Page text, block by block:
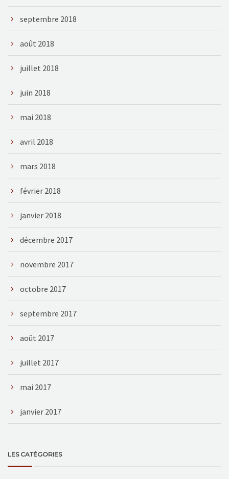
septembre 2018
août 2018
juillet 2018
juin 2018
mai 2018
avril 2018
mars 2018
février 2018
janvier 2018
décembre 2017
novembre 2017
octobre 2017
septembre 2017
août 2017
juillet 2017
mai 2017
janvier 2017
LES CATÉGORIES